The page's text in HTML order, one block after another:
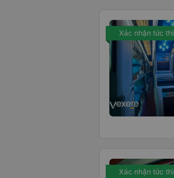
Xác nhận tức thì
Xác nhận tức thì